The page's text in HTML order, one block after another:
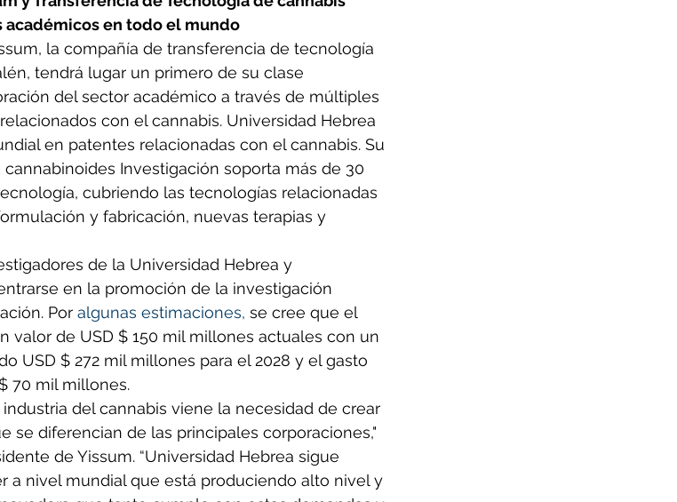
en todo el mundo
la compañía de transferencia de tecnología
tendrá lugar un primero de su clase
del sector académico a través de múltiples
con el cannabis. Universidad Hebrea
en patentes relacionadas con el cannabis. Su
Investigación soporta más de 30
cubriendo las tecnologías relacionadas
y fabricación, nuevas terapias y
de la Universidad Hebrea y
en la promoción de la investigación
Por algunas estimaciones, se cree que el
valor de USD $ 150 mil millones actuales con un
USD $ 272 mil millones para el 2028 y el gasto
70 mil millones.
del cannabis viene la necesidad de crear
se diferencian de las principales corporaciones,"
de Yissum. “Universidad Hebrea sigue
a nivel mundial que está produciendo alto nivel y